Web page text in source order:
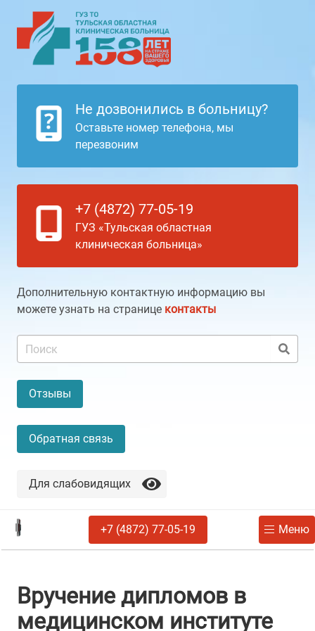
Не дозвонились в больницу?
Оставьте номер телефона, мы
перезвоним
+7 (4872) 77-05-19
ГУЗ «Тульская областная
клиническая больница»
Дополнительную контактную информацию вы
можете узнать на странице контакты
Отзывы
Обратная связь
Для слабовидящих
+7 (4872) 77-05-19 Меню
Вручение дипломов в
медицинском институте